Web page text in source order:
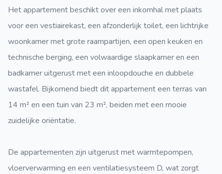
Het appartement beschikt over een inkomhal met plaats
voor een vestiairekast, een afzonderlijk toilet, een lichtrijke
woonkamer met grote raampartijen, een open keuken en
technische berging, een volwaardige slaapkamer en een
badkamer uitgerust met een inloopdouche en dubbele
wastafel. Bijkomend biedt dit appartement een terras van
14 m² en een tuin van 23 m², beiden met een mooie
zuidelijke oriëntatie.
De appartementen zijn uitgerust met warmtepompen,
vloerverwarming en een ventilatiesysteem D, wat zorgt